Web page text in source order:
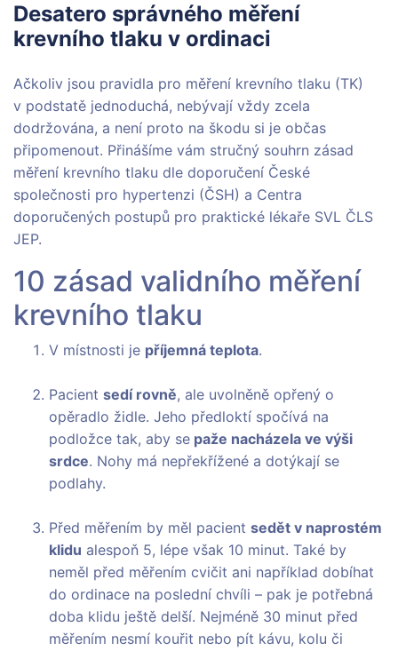
Desatero správného měření
krevního tlaku v ordinaci
Ačkoliv jsou pravidla pro měření krevního tlaku (TK)
v podstatě jednoduchá, nebývají vždy zcela
dodržována, a není proto na škodu si je občas
připomenout. Přinášíme vám stručný souhrn zásad
měření krevního tlaku dle doporučení České
společnosti pro hypertenzi (ČSH) a Centra
doporučených postupů pro praktické lékaře SVL ČLS
JEP.
10 zásad validního měření
krevního tlaku
V místnosti je příjemná teplota.
Pacient sedí rovně, ale uvolněně opřený o
opěradlo židle. Jeho předloktí spočívá na
podložce tak, aby se paže nacházela ve výši
srdce. Nohy má nepřekřížené a dotýkají se
podlahy.
Před měřením by měl pacient sedět v naprostém
klidu alespoň 5, lépe však 10 minut. Také by
neměl před měřením cvičit ani například dobíhat
do ordinace na poslední chvíli – pak je potřebná
doba klidu ještě delší. Nejméně 30 minut před
měřením nesmí kouřit nebo pít kávu, kolu či